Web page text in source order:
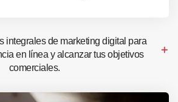
integrales de marketing digital para
en línea y alcanzar tus objetivos
comerciales.